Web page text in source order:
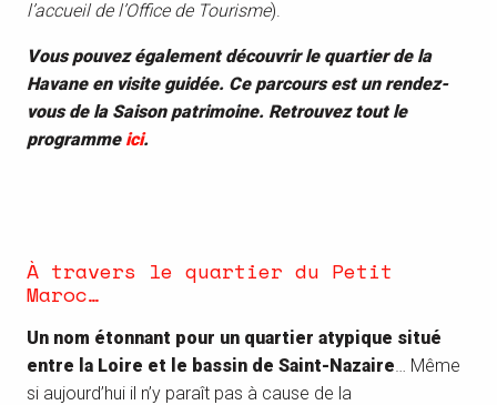
l’accueil de l’Office de Tourisme).
Vous pouvez également découvrir le quartier de la
Havane en visite guidée. Ce parcours est un rendez-
vous de la Saison patrimoine. Retrouvez tout le
programme ici.
À travers le quartier du Petit
Maroc…
Un nom étonnant pour un quartier atypique situé
entre la Loire et le bassin de Saint-Nazaire… Même
si aujourd’hui il n’y paraît pas à cause de la